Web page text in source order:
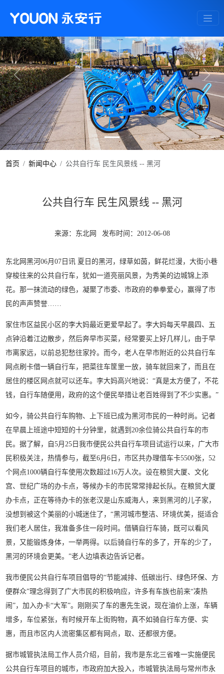
Previous Next
首页 新闻中心 公共自行车 民生风景线 -- 黑河
公共自行车 民生风景线 -- 黑河
来源：东北网 发布时间：2012-06-08
东北网黑河06月07日讯 夏日的黑河，绿草如茵，鲜花烂漫，大街小巷
穿梭往来的公共自行车，犹如一道亮丽风景，为秀美的边城锦上添
花。那一抹流动的绿色，凝聚了市委、市政府的拳拳爱心，赢得了市
民的声声赞誉……
家住市区益民小区的李大妈最近更爱早起了。李大妈每天早晨四、五
点钟沿着江边散步，然后奔早市买菜，经常要买上好几样儿，由于早
市离家远，以前总犯愁往家拎。而今，老人在早市附近的公共自行车
网点刷卡借一辆自行车，把菜往车筐里一放，骑车就回来了，而且在
居住的楼区网点就可以还车。李大妈高兴地说：“真是太方便了，不花
钱，自行车随便用，政府的这个便民举措让老百姓得到了不少实惠。”
如今，骑公共自行车购物、上下班已成为黑河市民的一种时尚。记者
在早晨上班途中短短的十分钟里，就遇到20余位骑公共自行车的市
民。据了解，自5月25日我市便民公共自行车项目试运行以来，广大市
民积极关注，热情参与，截至6月6日，市区共办理借车卡5500张，52
个网点1000辆自行车使用次数超过16万人次。设在粮贸大厦、文化
宫、世纪广场的办卡点，等候办卡的市民常常排起长队。在粮贸大厦
办卡点，正在等待办卡的张老汉是山东威海人，来到黑河的儿子家，
没想到被这个美丽的小城迷住了，“黑河城市整洁、环境优美，挺适合
我们老人居住，我准备多住一段时间。借辆自行车骑，既可以看风
景，又能锻炼身体，一举两得。以后骑自行车的多了，开车的少了，
黑河的环境会更美。”老人边填表边告诉记者。
我市便民公共自行车项目倡导的“节能减排、低碳出行、绿色环保、方
便群众”理念得到了广大市民的积极响应，许多有车族也前来“凑热
闹”，加入办卡“大军”。刚刚买了车的惠先生说，现在油价上涨，车辆
增多，车位紧张，有时候开车上街购物，真不如骑自行车方便、实
惠，而且市区内人流密集区都有网点，取、还都很方便。
据市城管执法局工作人员介绍，目前，我市是东北三省唯一实施便民
公共自行车项目的城市，市政府加大投入，市城管执法局与常州市永